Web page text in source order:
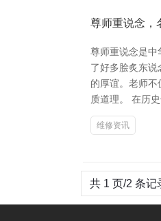
尊师重说念，
尊师重说念是中
了好多脍炙东
的厚谊。老师不
质道理。 在历史
维修资讯
共 1 页/2 条记